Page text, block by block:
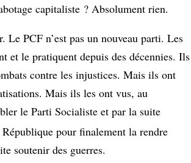
capitaliste ? Absolument rien.
Le PCF n’est pas un nouveau parti. Les
et le pratiquent depuis des décennies. Ils
contre les injustices. Mais ils ont
Mais ils les ont vus, au
le Parti Socialiste et par la suite
République pour finalement la rendre
soutenir des guerres.